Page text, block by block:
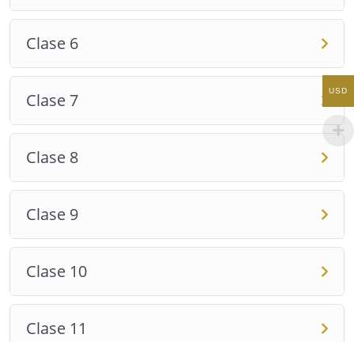
apasionante mundo de las 36 Leyes Universales que
Imperdible para el despertar de tu consciencia
adormecida.
Entregado con amor y luz.
Miriam Ángel Guardián
Clase 6
Clase 7
Clase 8
Clase 9
Clase 10
Clase 11
USD